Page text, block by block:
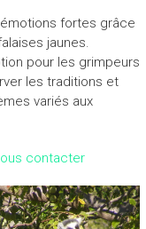
fortes grâce
jaunes.
pour les grimpeurs
les traditions et
variés aux
contacter